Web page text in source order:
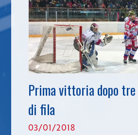
Prima vittoria dopo
di fila
03/01/2018